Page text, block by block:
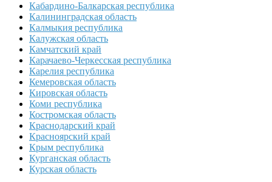
Кабардино-Балкарская республика
Калининградская область
Калмыкия республика
Калужская область
Камчатский край
Карачаево-Черкесская республика
Карелия республика
Кемеровская область
Кировская область
Коми республика
Костромская область
Краснодарский край
Красноярский край
Крым республика
Курганская область
Курская область